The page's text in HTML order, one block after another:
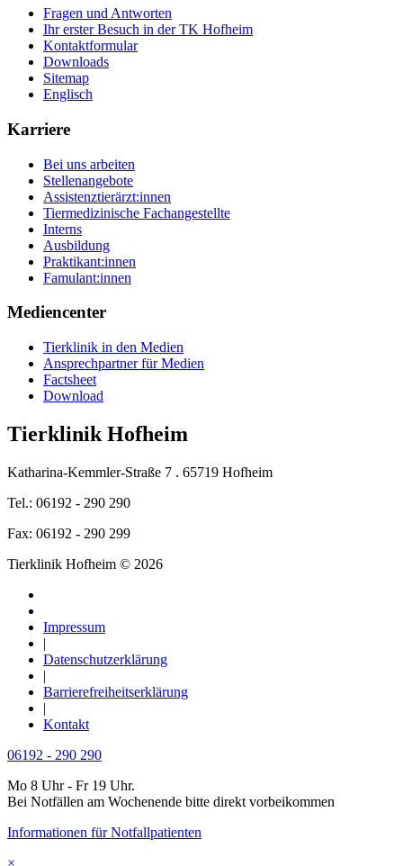
Fragen und Antworten
Ihr erster Besuch in der TK Hofheim
Kontaktformular
Downloads
Sitemap
Englisch
Karriere
Bei uns arbeiten
Stellenangebote
Assistenztierärzt:innen
Tiermedizinische Fachangestellte
Interns
Ausbildung
Praktikant:innen
Famulant:innen
Mediencenter
Tierklinik in den Medien
Ansprechpartner für Medien
Factsheet
Download
Tierklinik Hofheim
Katharina-Kemmler-Straße 7 . 65719 Hofheim
Tel.: 06192 - 290 290
Fax: 06192 - 290 299
Tierklinik Hofheim © 2026
Impressum
|
Datenschutzerklärung
|
Barrierefreiheitserklärung
|
Kontakt
06192 - 290 290
Mo 8 Uhr - Fr 19 Uhr.
Bei Notfällen am Wochenende bitte direkt vorbeikommen
Informationen für Notfallpatienten
×